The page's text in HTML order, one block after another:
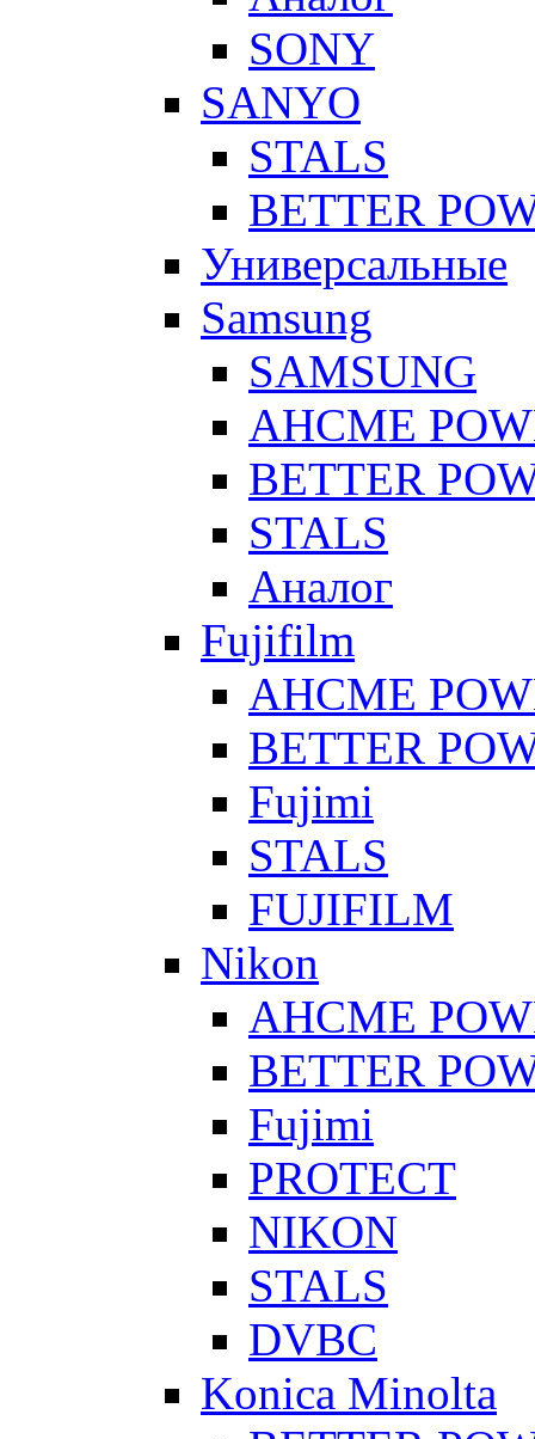
SONY
SANYO
STALS
BETTER
Универсальные
Samsung
SAMSUNG
AHCME
BETTER
STALS
Аналог
Fujifilm
AHCME
BETTER
Fujimi
STALS
FUJIFILM
Nikon
AHCME
BETTER
Fujimi
PROTECT
NIKON
STALS
DVBC
Konica Minolta